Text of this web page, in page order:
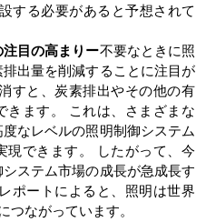
する必要があると予想されて
目の高まりー不要なときに照
出量を削減することに注目が
すと、炭素排出やその他の有
きます。 これは、さまざまな
なレベルの照明制御システム
現できます。 したがって、今
ステム市場の成長が急成長す
ポートによると、照明は世界
つながっています。